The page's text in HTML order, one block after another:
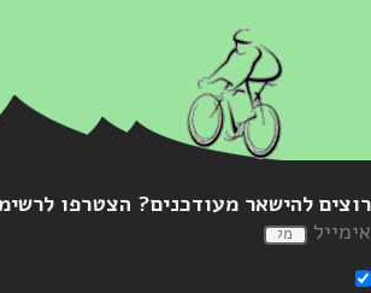
להישאר מעודכנים? הצטרפו